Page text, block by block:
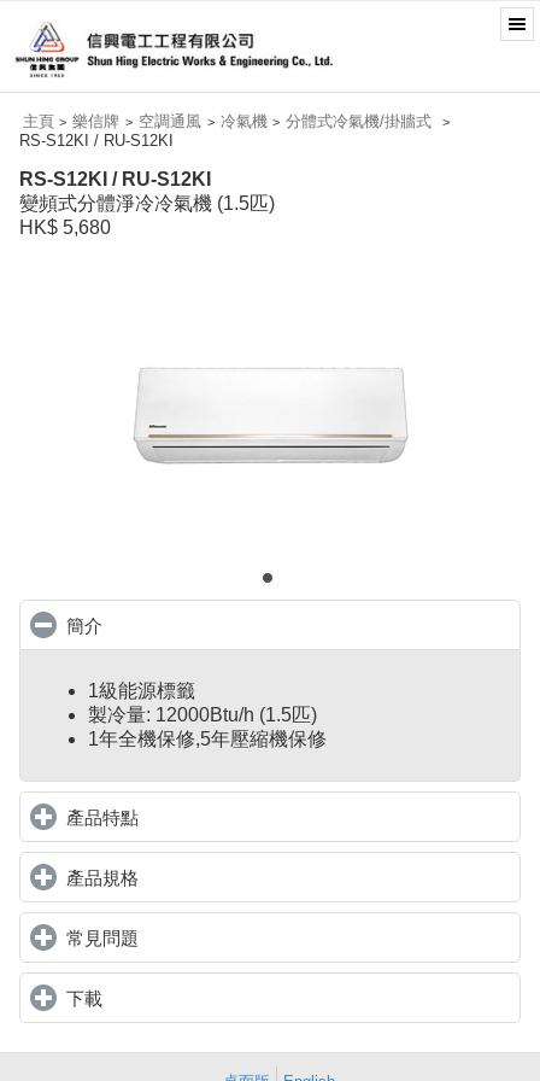
主頁 > 樂信牌 > 空調通風 > 冷氣機 > 分體式冷氣機/掛牆式 >
RS-S12KI / RU-S12KI
RS-S12KI / RU-S12KI
變頻式分體淨冷冷氣機 (1.5匹)
HK$ 5,680
簡介
1級能源標籤
製冷量: 12000Btu/h (1.5匹)
1年全機保修,5年壓縮機保修
產品特點click to expand contents
產品規格
常見問題
下載click to expand contents